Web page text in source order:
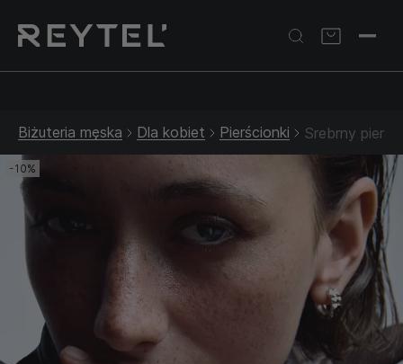
Złota biżuteria: –30% | Do 31.08
Biżuteria męska Dla kobiet Pierścionki Srebrny
-10%